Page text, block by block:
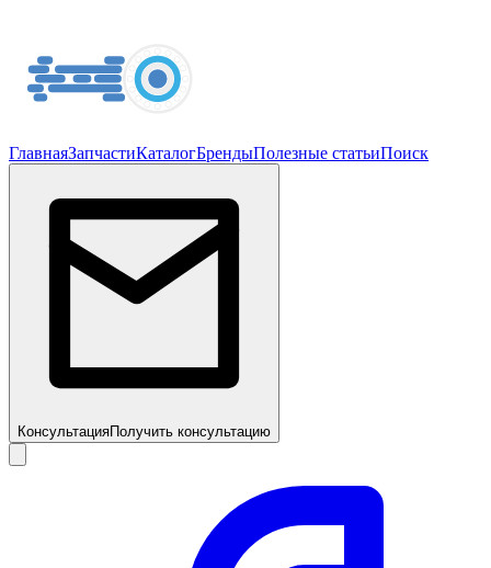
ГлавнаяЗапчастиКаталогБрендыПолезные статьиПоиск
КонсультацияПолучить консультацию